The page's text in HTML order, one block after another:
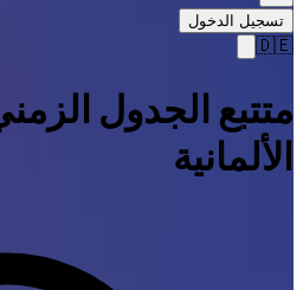
تسجيل الدخول
🇩🇪
متتبع الجدول
الألمانية